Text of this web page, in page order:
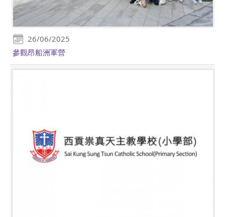
26/06/2025
參觀昂船洲軍營